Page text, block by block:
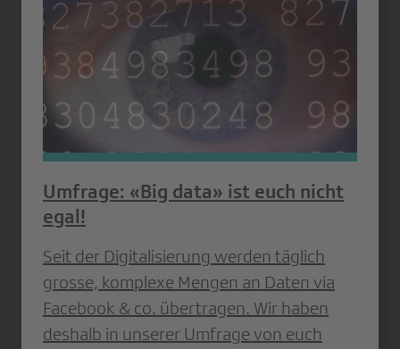
Umfrage: «Big data» ist euch nicht
egal!
Seit der Digitalisierung werden täglich
grosse, komplexe Mengen an Daten via
Facebook & co. übertragen. Wir haben
deshalb in unserer Umfrage von euch